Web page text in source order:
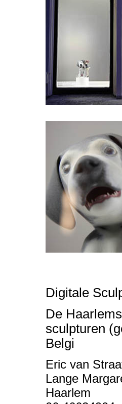
Digitale
De
sculpturen
Belgi
Eric van
Lange
Haarlem